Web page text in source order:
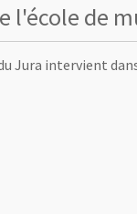
l'école de
Jura intervient